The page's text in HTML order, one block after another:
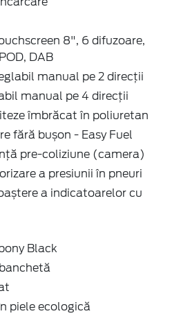
8", 6 difuzoare,
DAB
manual pe 2 direcţii
manual pe 4 direcţii
îmbrăcat în poliuretan
fără bușon - Easy Fuel
pre-coliziune (camera)
a presiunii în pneuri
a indicatoarelor cu
Black
piele ecologică